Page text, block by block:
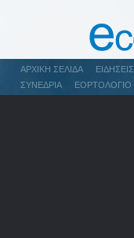
ΑΡΧΙΚΉ ΣΕΛΊΔΑ ΕΙΔΉΣΕΙΣ
ΣΥΝΈΔΡΙΑ
ΕΟΡΤΟΛΌΓΙΟ